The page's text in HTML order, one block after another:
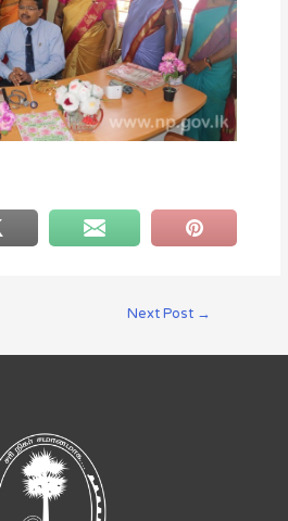
Next Post →